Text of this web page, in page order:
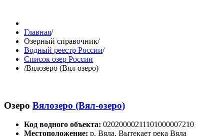
Главная/
Озерный справочник/
Водный реестр России/
Список озер России
/Вялозеро (Вял-озеро)
Озеро Вялозеро (Вял-озеро)
Код водного объекта: 02020000211101000007210
Местоположение: р. Вяла. Вытекает река Вяла